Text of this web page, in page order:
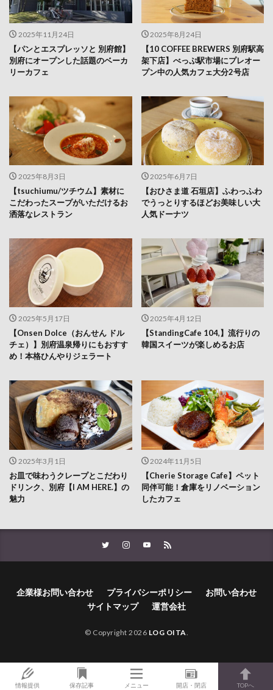
2025年11月24日
【パンとエスプレッソと 別府館】
別府にオープンした話題のベーカ
リーカフェ
2025年8月24日
【10 COFFEE BREWERS 別府駅高
架下店】べっぷ駅市場にプレオー
プン中の人気カフェ大分2号店
2025年8月3日
【tsuchiumu/ツチウム】素材に
こだわったスープがいただけるお
洒落なレストラン
2025年6月7日
【おひさま道 石垣店】ふわっふわ
でうっとりするほどお美味しい大
人気ドーナツ
2025年5月17日
【Onsen Dolce（おんせん ドル
チェ）】別府温泉帰りにもおすす
め！本格ひんやりジェラート
2025年4月12日
【StandingCafe 104,】流行りの
韓国スイーツが楽しめるお店
2025年3月1日
お皿で味わうクレープとこだわり
ドリンク、別府【I AM HERE.】の
魅力
2024年11月5日
【Cherie Storage Cafe】ペット
同伴可能！倉庫をリノベーション
したカフェ
企業様お問い合わせ プライバシーポリシー
お問い合わせ
サイトマップ
運営会社
© Copyright 2026 LOG OITA
情報提供 保存記事 メニュー 開店・閉店 TOPへ